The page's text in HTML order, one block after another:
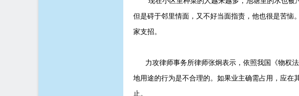
但是碍于邻里情面，又不好当面指责，他也很是苦恼
家支招。
力攻律师事务所律师张炯表示，依照我国《物权法
地用途的行为是不合理的。如果业主确需占用，应
止。